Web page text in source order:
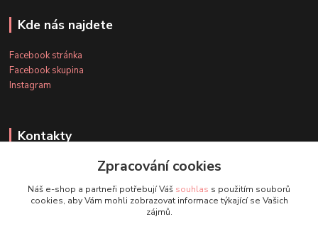
Kde nás najdete
Facebook stránka
Facebook skupina
Instagram
Kontakty
+420 607 163 127
(Po-Pá, 8-20 hod., So-Ne, 8-14 hod.)
Zpracování cookies
Náš e-shop a partneři potřebují Váš souhlas s použitím souborů
cookies, aby Vám mohli zobrazovat informace týkající se Vašich
zájmů.